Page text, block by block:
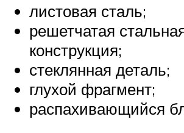
листовая сталь;
решетчатая
конструкция;
стеклянная деталь;
глухой фрагмент;
распахивающийся